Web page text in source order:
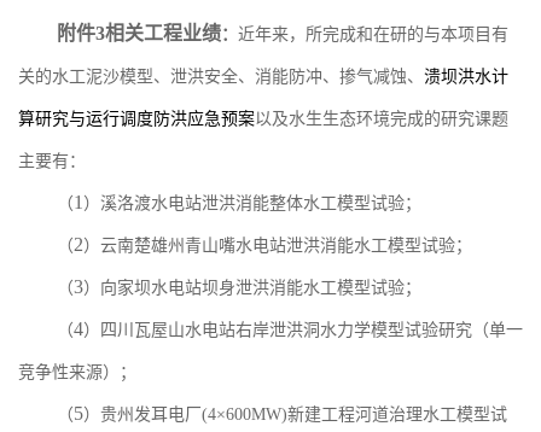
附件3相关工程业绩： 近年来，所完成和在研的与本项目有
关的水工泥沙模型、 泄洪安全、 消能防冲、 掺气减蚀、 溃坝洪水计
算研究与运行调度防洪应急预案以及水生生态环境完成的研究课题
主要有 ：
（1 ）溪洛渡水电站泄洪消能整体水工模型试验；
（2）云南楚雄州青山嘴水电站泄洪消能水工模型试验；
（3）向家坝水电站坝身泄洪消能水工模型试验；
（4）四川瓦屋山水电站右岸泄洪洞水力学模型试验研究（单一
竞争性来源）；
（5）贵州发耳电厂(4×600MW)新建工程河道治理水工模型试